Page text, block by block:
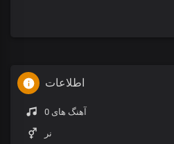
اطلاعات
0 آهنگ های
نر